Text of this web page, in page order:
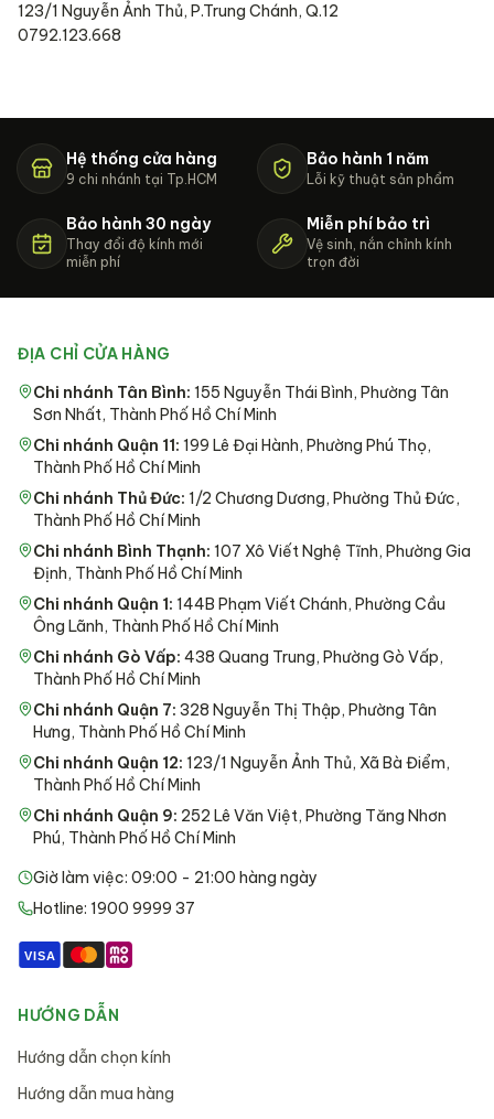
123/1 Nguyễn Ảnh Thủ, P.Trung Chánh, Q.12
0792.123.668
Hệ thống cửa hàng
9 chi nhánh tại Tp.HCM
Bảo hành 1 năm
Lỗi kỹ thuật sản phẩm
Bảo hành 30 ngày
Thay đổi độ kính mới
miễn phí
Miễn phí bảo trì
Vệ sinh, nắn chỉnh kính
trọn đời
ĐỊA CHỈ CỬA HÀNG
Chi nhánh Tân Bình: 155 Nguyễn Thái Bình, Phường Tân
Sơn Nhất, Thành Phố Hồ Chí Minh
Chi nhánh Quận 11: 199 Lê Đại Hành, Phường Phú Thọ,
Thành Phố Hồ Chí Minh
Chi nhánh Thủ Đức: 1/2 Chương Dương, Phường Thủ Đức,
Thành Phố Hồ Chí Minh
Chi nhánh Bình Thạnh: 107 Xô Viết Nghệ Tĩnh, Phường Gia
Định, Thành Phố Hồ Chí Minh
Chi nhánh Quận 1: 144B Phạm Viết Chánh, Phường Cầu
Ông Lãnh, Thành Phố Hồ Chí Minh
Chi nhánh Gò Vấp: 438 Quang Trung, Phường Gò Vấp,
Thành Phố Hồ Chí Minh
Chi nhánh Quận 7: 328 Nguyễn Thị Thập, Phường Tân
Hưng, Thành Phố Hồ Chí Minh
Chi nhánh Quận 12: 123/1 Nguyễn Ảnh Thủ, Xã Bà Điểm,
Thành Phố Hồ Chí Minh
Chi nhánh Quận 9: 252 Lê Văn Việt, Phường Tăng Nhơn
Phú, Thành Phố Hồ Chí Minh
Giờ làm việc: 09:00 - 21:00 hàng ngày
Hotline: 1900 9999 37
VISA
HƯỚNG DẪN
Hướng dẫn chọn kính
Hướng dẫn mua hàng